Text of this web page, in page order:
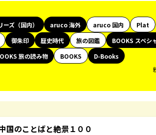
ズ（国内） aruco 海外 aruco 国内
Plat
御朱印 歴史時代 旅の図鑑
BOOKS スペシ
旅の読み物 BOOKS
D-Books
国のことばと絶景１００